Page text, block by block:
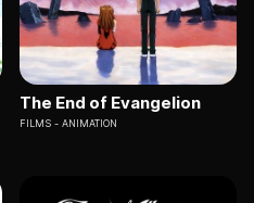
The End of Evangelion
FILMS ANIMATION